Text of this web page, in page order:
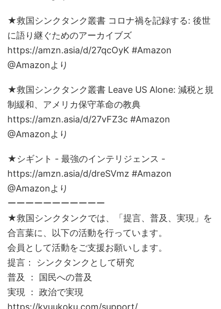
★救国シンクタンク叢書 コロナ禍を記録する: 後世
に語り継ぐためのアーカイブズ
https://amzn.asia/d/27qcOyK #Amazon
@Amazonより
★救国シンクタンク叢書 Leave US Alone: 減税と規
制緩和、アメリカ保守革命の教典
https://amzn.asia/d/27vFZ3c #Amazon
@Amazonより
★シギント - 最強のインテリジェンス -
https://amzn.asia/d/dreSVmz #Amazon
@Amazonより
ーーーーーーーーーーー
★救国シンクタンクでは、「提言、普及、実現」を
合言葉に、以下の活動を行っています。
会員として活動をご支援お願いします。
提言： シンクタンクとして研究
普及 ： 国民への普及
実現 ： 政治で実現
https://kyuukoku.com/support/